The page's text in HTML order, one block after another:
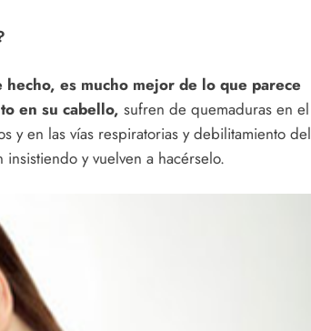
es mucho mejor de lo que parece
en su cabello, sufren de quemaduras en el
y en las vías respiratorias y debilitamiento del
y vuelven a hacérselo.